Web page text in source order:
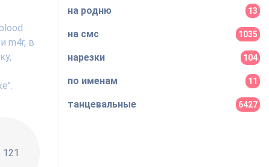
m4r, в
121
на родню 13
на смс 1035
нарезки 104
по именам 11
танцевальные 6427